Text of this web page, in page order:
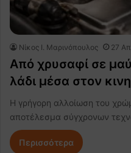
Nίκος Ι. Mαρινόπουλος 27
Από χρυσαφί σε
λάδι μέσα στον
Η γρήγορη αλλοίωση του
αποτέλεσμα σύγχρονων
Περισσότερα